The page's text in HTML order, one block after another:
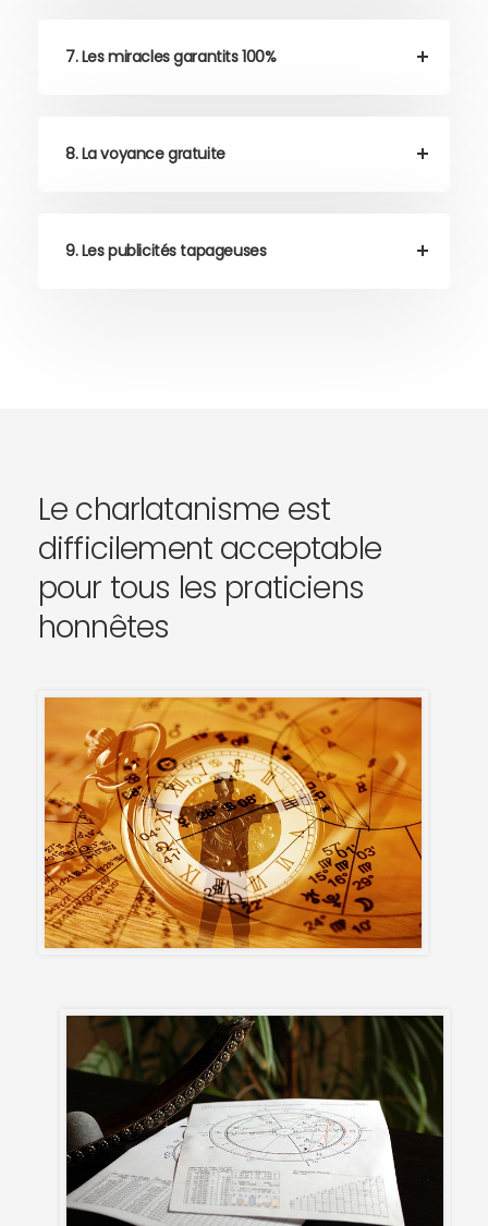
7. Les miracles garantits 100%
8. La voyance gratuite
9. Les publicités tapageuses
Le charlatanisme est
difficilement acceptable
pour tous les praticiens
honnêtes